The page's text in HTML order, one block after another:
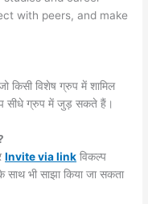
with peers, and make
किसी विशेष ग्रुप में शामिल
सीधे ग्रुप में जुड़ सकते हैं।
Invite via link विकल्प
भी साझा किया जा सकता